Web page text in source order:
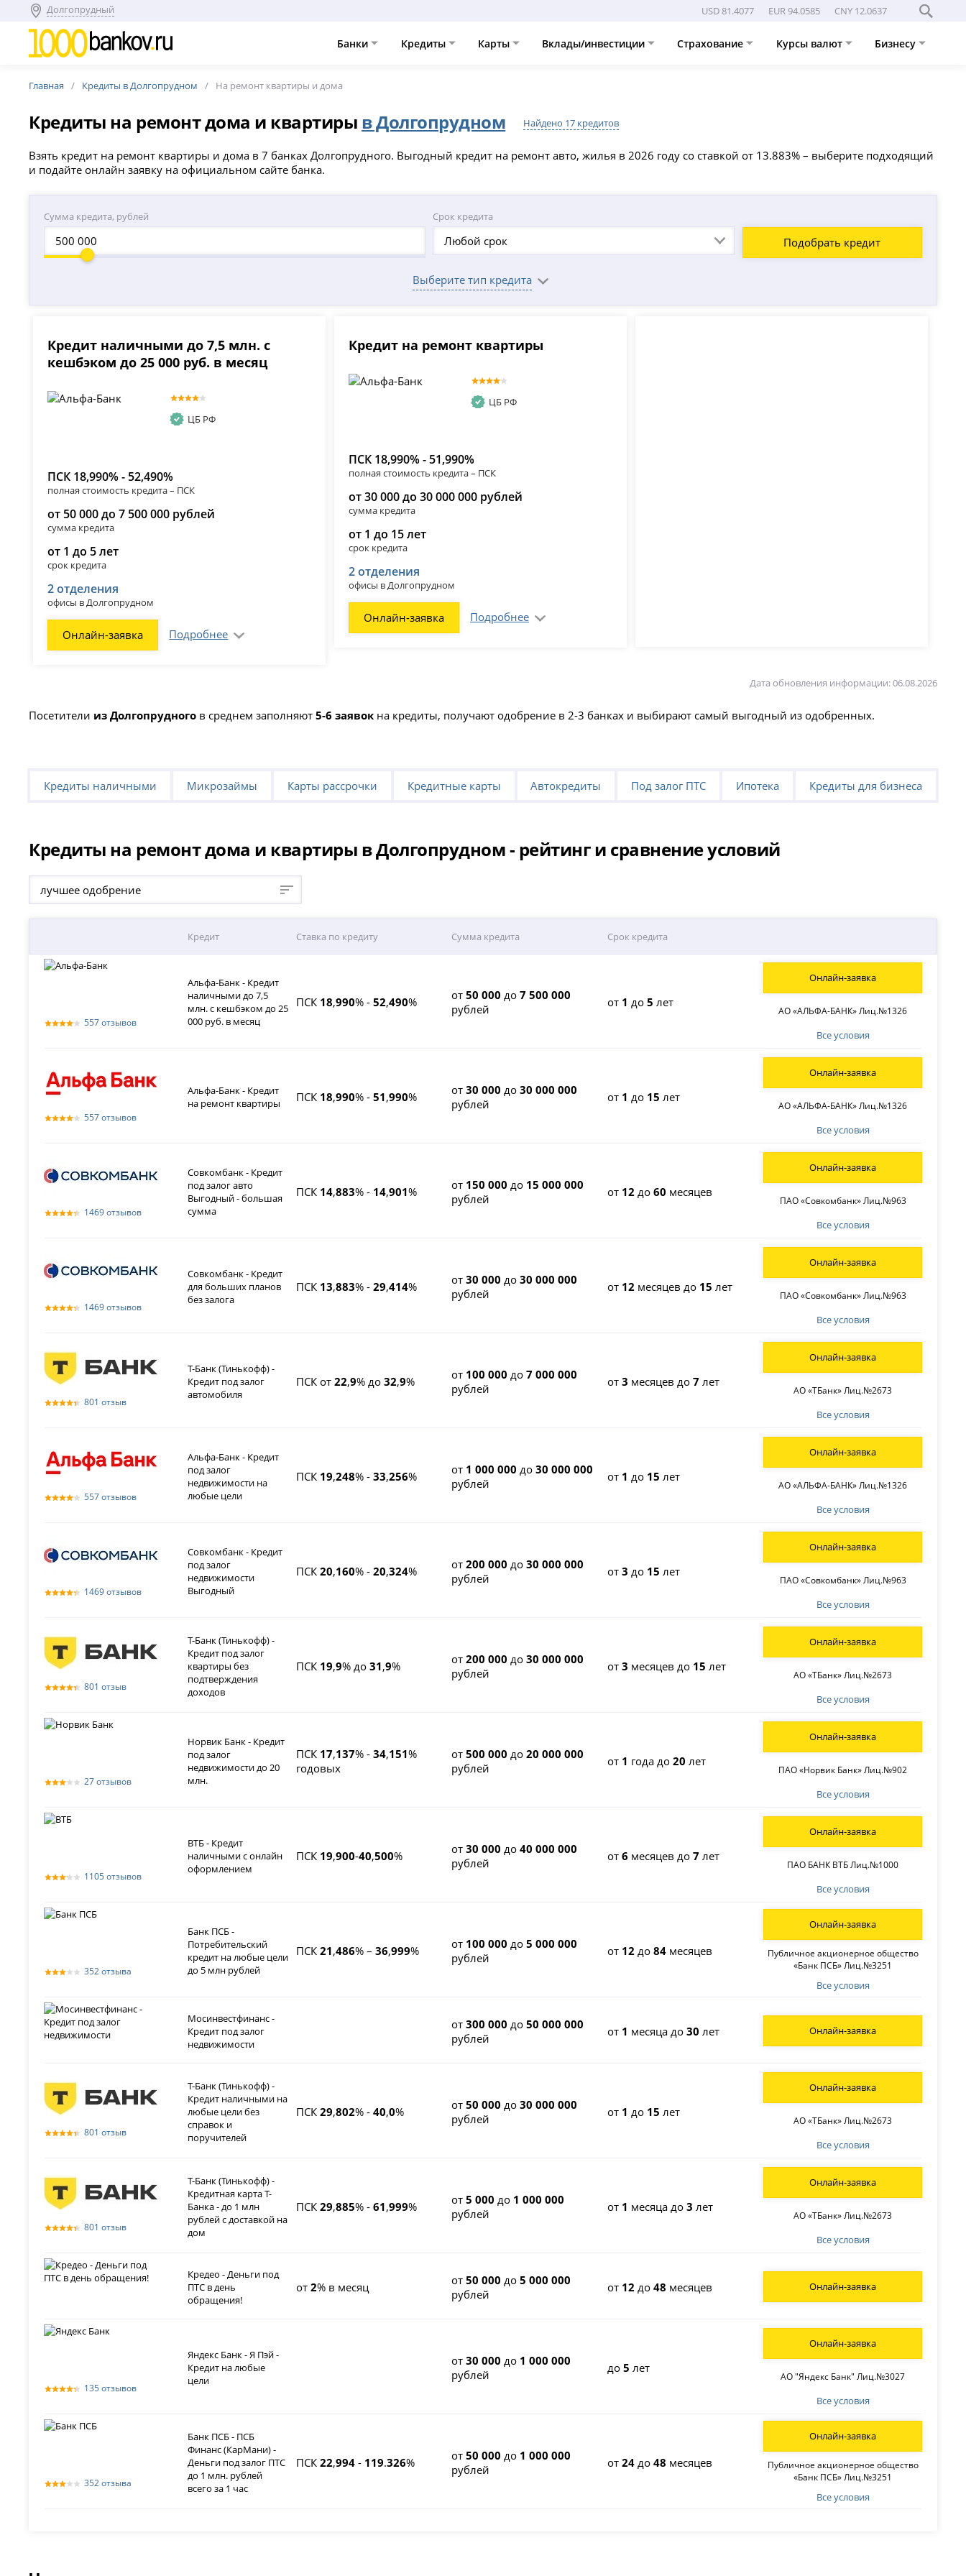
Долгопрудный USD 81.4077 EUR 94.0585 CNY 12.0637
Банки Кредиты Карты Вклады/инвестиции Страхование Курсы валют Бизнесу
Главная Кредиты в Долгопрудном На ремонт квартиры и дома
Кредиты на ремонт дома и квартиры в Долгопрудном Найдено 17 кредитов
Взять кредит на ремонт квартиры и дома в 7 банках Долгопрудного. Выгодный кредит на ремонт авто, жилья в 2026 году со ставкой от 13.883% – выберите подходящий
и подайте онлайн заявку на официальном сайте банка.
Сумма кредита, рублей Срок кредита
Любой срок Подобрать кредит
Выберите тип кредита
Кредит наличными до 7,5 млн. с
кешбэком до 25 000 руб. в месяц
ЦБ РФ
ПСК 18,990% - 52,490%
полная стоимость кредита – ПСК
от 50 000 до 7 500 000 рублей
сумма кредита
от 1 до 5 лет
срок кредита
2 отделения
офисы в Долгопрудном
Онлайн-заявка Подробнее
Кредит на ремонт квартиры
ЦБ РФ
ПСК 18,990% - 51,990%
полная стоимость кредита – ПСК
от 30 000 до 30 000 000 рублей
сумма кредита
от 1 до 15 лет
срок кредита
2 отделения
офисы в Долгопрудном
Онлайн-заявка Подробнее
Дата обновления информации: 06.08.2026
Посетители из Долгопрудного в среднем заполняют5-6 заявок на кредиты, получают одобрение в 2-3 банках и выбирают самый выгодный из одобренных.
Кредиты наличными Микрозаймы Карты рассрочки Кредитные карты Автокредиты Под залог ПТС Ипотека Кредиты для бизнеса
Кредиты на ремонт дома и квартиры в Долгопрудном - рейтинг и сравнение условий
лучшее одобрение
Кредит Ставка по кредиту Сумма кредита Срок кредита
557 отзывов
Альфа-Банк - Кредит
наличными до 7,5
млн. с кешбэком до 25
000 руб. в месяц
ПСК 18,990% - 52,490% от50 000 до7 500 000
рублей
от 1 до5 лет
Все условия
АО «АЛЬФА-БАНК» Лиц.№1326
Онлайн-заявка
557 отзывов
Альфа-Банк - Кредит
на ремонт квартиры
ПСК 18,990% - 51,990% от30 000 до30 000 000
рублей
от 1 до 15 лет
Все условия
АО «АЛЬФА-БАНК» Лиц.№1326
Онлайн-заявка
1469 отзывов
Совкомбанк - Кредит
под залог авто
Выгодный - большая
сумма
ПСК 14,883% - 14,901% от 150 000 до 15 000 000
рублей
от 12 до60 месяцев
Все условия
ПАО «Совкомбанк» Лиц.№963
Онлайн-заявка
1469 отзывов
Совкомбанк - Кредит
для больших планов
без залога
ПСК 13,883% - 29,414% от30 000 до30 000 000
рублей
от 12 месяцев до 15 лет
Все условия
ПАО «Совкомбанк» Лиц.№963
Онлайн-заявка
801 отзыв
Т-Банк (Тинькофф) -
Кредит под залог
автомобиля
ПСК от 22,9% до 32,9% от 100 000 до7 000 000
рублей
от3 месяцев до7 лет
Все условия
АО «ТБанк» Лиц.№2673
Онлайн-заявка
557 отзывов
Альфа-Банк - Кредит
под залог
недвижимости на
любые цели
ПСК 19,248% - 33,256% от 1 000 000 до30 000 000
рублей
от 1 до 15 лет
Все условия
АО «АЛЬФА-БАНК» Лиц.№1326
Онлайн-заявка
1469 отзывов
Совкомбанк - Кредит
под залог
недвижимости
Выгодный
ПСК 20,160% - 20,324% от200 000 до30 000 000
рублей
от3 до 15 лет
Все условия
ПАО «Совкомбанк» Лиц.№963
Онлайн-заявка
801 отзыв
Т-Банк (Тинькофф) -
Кредит под залог
квартиры без
подтверждения
доходов
ПСК 19,9% до 31,9% от200 000 до30 000 000
рублей
от3 месяцев до 15 лет
Все условия
АО «ТБанк» Лиц.№2673
Онлайн-заявка
27 отзывов
Норвик Банк - Кредит
под залог
недвижимости до 20
млн.
ПСК 17,137% - 34,151%
годовых
от500 000 до20 000 000
рублей
от 1 года до20 лет
Все условия
ПАО «Норвик Банк» Лиц.№902
Онлайн-заявка
1105 отзывов
ВТБ - Кредит
наличными с онлайн
оформлением
ПСК 19,900-40,500% от30 000 до40 000 000
рублей
от6 месяцев до7 лет
Все условия
ПАО БАНК ВТБ Лиц.№1000
Онлайн-заявка
352 отзыва
Банк ПСБ -
Потребительский
кредит на любые цели
до 5 млн рублей
ПСК 21,486% – 36,999% от 100 000 до5 000 000
рублей
от 12 до84 месяцев
Все условия
Публичное акционерное общество
«Банк ПСБ» Лиц.№3251
Онлайн-заявка
Мосинвестфинанс -
Кредит под залог
недвижимости
от300 000 до50 000 000
рублей
от 1 месяца до30 лет Онлайн-заявка
801 отзыв
Т-Банк (Тинькофф) -
Кредит наличными на
любые цели без
справок и
поручителей
ПСК 29,802% - 40,0% от50 000 до30 000 000
рублей
от 1 до 15 лет
Все условия
АО «ТБанк» Лиц.№2673
Онлайн-заявка
801 отзыв
Т-Банк (Тинькофф) -
Кредитная карта Т-
Банка - до 1 млн
рублей с доставкой на
дом
ПСК 29,885% - 61,999% от5 000 до 1 000 000
рублей
от 1 месяца до3 лет
Все условия
АО «ТБанк» Лиц.№2673
Онлайн-заявка
Кредео - Деньги под
ПТС в день
обращения!
от 2% в месяц от50 000 до5 000 000
рублей
от 12 до48 месяцев Онлайн-заявка
135 отзывов
Яндекс Банк - Я Пэй -
Кредит на любые
цели
от30 000 до 1 000 000
рублей
до5 лет
Все условия
АО "Яндекс Банк" Лиц.№3027
Онлайн-заявка
352 отзыва
Банк ПСБ - ПСБ
Финанс (КарМани) -
Деньги под залог ПТС
до 1 млн. рублей
всего за 1 час
ПСК 22,994- 119.326% от50 000 до 1 000 000
рублей
от24 до48 месяцев
Все условия
Публичное акционерное общество
«Банк ПСБ» Лиц.№3251
Онлайн-заявка